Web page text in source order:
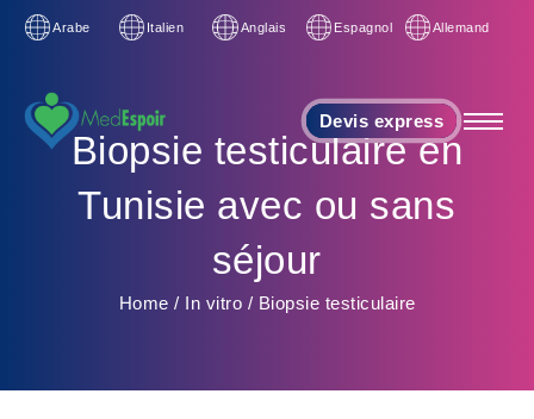
Arabe Italien Anglais Espagnol Allemand
Devis express
Biopsie testiculaire en
Tunisie avec ou sans
séjour
Home / In vitro / Biopsie testiculaire